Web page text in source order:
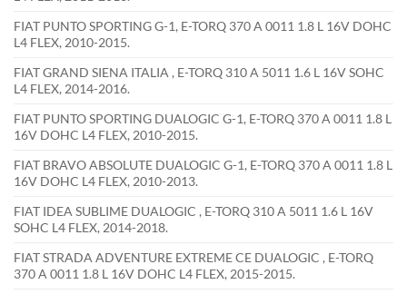
FIAT PUNTO SPORTING G-1, E-TORQ 370 A 0011 1.8 L 16V DOHC
L4 FLEX, 2010-2015.
FIAT GRAND SIENA ITALIA , E-TORQ 310 A 5011 1.6 L 16V SOHC
L4 FLEX, 2014-2016.
FIAT PUNTO SPORTING DUALOGIC G-1, E-TORQ 370 A 0011 1.8 L
16V DOHC L4 FLEX, 2010-2015.
FIAT BRAVO ABSOLUTE DUALOGIC G-1, E-TORQ 370 A 0011 1.8 L
16V DOHC L4 FLEX, 2010-2013.
FIAT IDEA SUBLIME DUALOGIC , E-TORQ 310 A 5011 1.6 L 16V
SOHC L4 FLEX, 2014-2018.
FIAT STRADA ADVENTURE EXTREME CE DUALOGIC , E-TORQ
370 A 0011 1.8 L 16V DOHC L4 FLEX, 2015-2015.